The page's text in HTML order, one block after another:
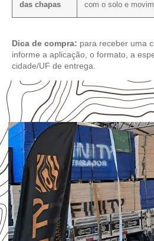
das chapas
com o solo e
Dica de compra: para receber uma
informe a aplicação, o formato, a
cidade/UF de entrega.